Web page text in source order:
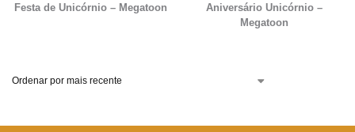
Festa de Unicórnio – Megatoon
Aniversário Unicórnio –
Megatoon